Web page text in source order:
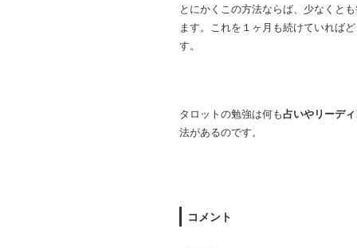
とにかくこの方法ならば、少なくと
ます。これを１ヶ月も続けていれば
す。
タロットの勉強は何も占いやリーデ
法があるのです。
コメント